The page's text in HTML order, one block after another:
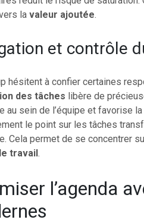
la valeur ajoutée.
et contrôle
hésitent à confier certaines
des tâches libère de
au sein de l’équipe et favorise
le point sur les tâches
Cela permet de se concentrer
travail.
l’agenda